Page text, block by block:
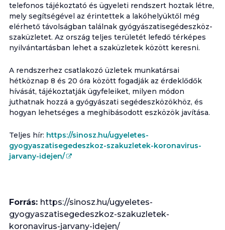
telefonos tájékoztató és ügyeleti rendszert hoztak létre,
mely segítségével az érintettek a lakóhelyüktől még
elérhető távolságban találnak gyógyászatisegédeszköz-
szaküzletet. Az ország teljes területét lefedő térképes
nyilvántartásban lehet a szaküzletek között keresni.
A rendszerhez csatlakozó üzletek munkatársai
hétköznap 8 és 20 óra között fogadják az érdeklődők
hívását, tájékoztatják ügyfeleiket, milyen módon
juthatnak hozzá a gyógyászati segédeszközökhöz, és
hogyan lehetséges a meghibásodott eszközök javítása.
Teljes hír: https://sinosz.hu/ugyeletes-
gyogyaszatisegedeszkoz-szakuzletek-koronavirus-
jarvany-idejen/
Forrás: https://sinosz.hu/ugyeletes-
gyogyaszatisegedeszkoz-szakuzletek-
koronavirus-jarvany-idejen/